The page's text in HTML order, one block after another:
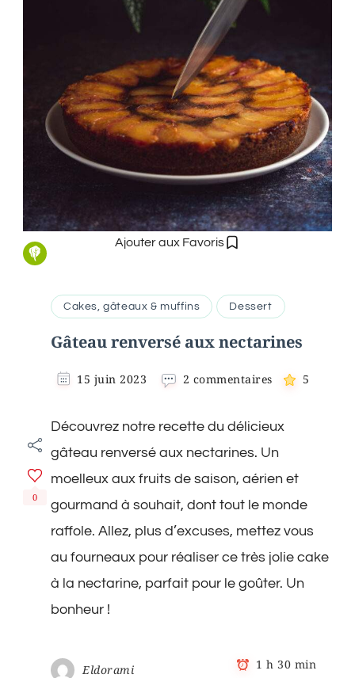
Ajouter aux Favoris
Cakes, gâteaux & muffins Dessert
Gâteau renversé aux nectarines
15 juin 2023 2 commentairessur
aux
5
0
Découvrez notre recette du délicieux
gâteau renversé aux nectarines. Un
moelleux aux fruits de saison, aérien et
gourmand à souhait, dont tout le monde
raffole. Allez, plus d’excuses, mettez vous
au fourneaux pour réaliser ce très jolie cake
à la nectarine, parfait pour le goûter. Un
bonheur !
Eldorami 1 h 30 min